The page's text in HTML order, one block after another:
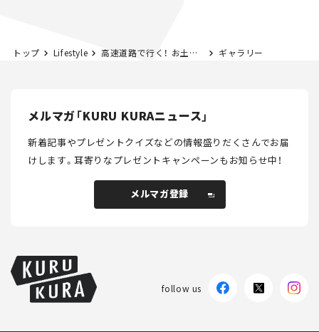
トップ Lifestyle 高速道路で行く！ お土産県境を探してみた。 静岡「うなぎパイ」編 ギャラリー
メルマガ「KURU KURAニュース」
新着記事やプレゼントクイズなどの情報盛りだくさんでお届
けします。耳寄りなプレゼントキャンペーンもお知らせ中！
メルマガ登録
follow us